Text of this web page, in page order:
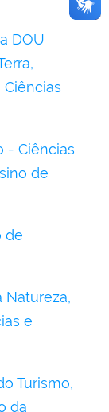
DOU
Ciências
- Ciências
de
de
Natureza,
e
Turismo,
da